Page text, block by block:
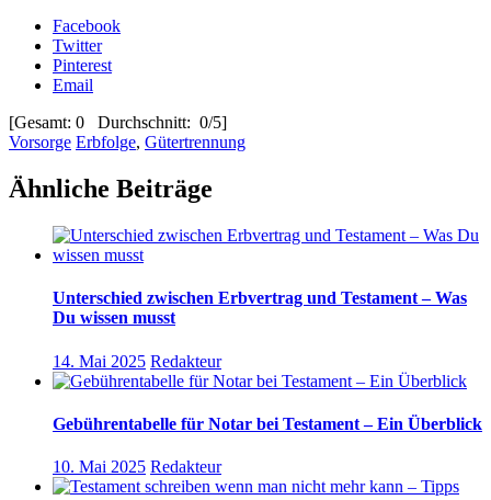
Facebook
Twitter
Pinterest
Email
[Gesamt: 0 Durchschnitt: 0/5]
Vorsorge Erbfolge, Gütertrennung
Ähnliche Beiträge
Unterschied zwischen Erbvertrag und Testament – Was
Du wissen musst
14. Mai 2025 Redakteur
Gebührentabelle für Notar bei Testament – Ein Überblick
10. Mai 2025 Redakteur